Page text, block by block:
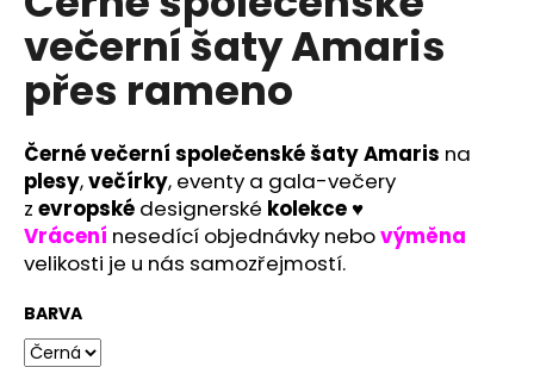
večerní šaty Amaris
přes rameno
Černé večerní společenské šaty Amaris na
plesy,večírky, eventy a gala-večery
z evropské designerské kolekce ♥
Vrácení nesedící objednávky nebovýměna
velikosti je u nás samozřejmostí.
BARVA
u
j
e
m
e
RŮŽOVÉ
KVĚTOVANÉ
SPOLEČENSKÉ
ŠATY
NA
SVATBU
PRO